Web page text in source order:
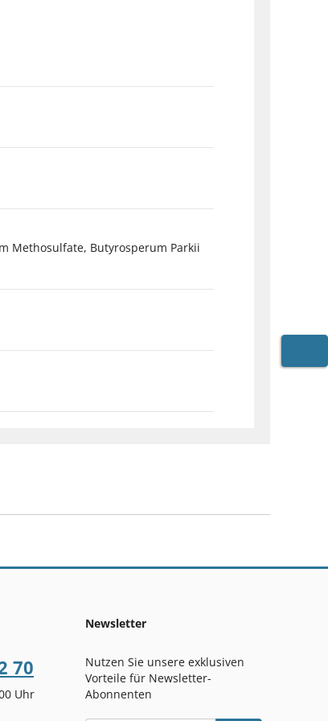
Methosulfate, Butyrosperum Parkii
70
Uhr
Newsletter
Nutzen Sie unsere exklusiven
Vorteile für Newsletter-
Abonnenten